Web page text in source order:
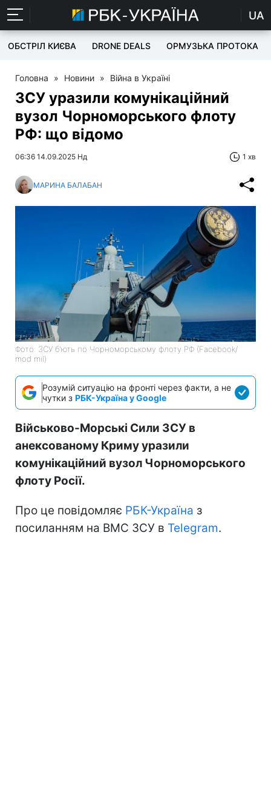
UA
ОБСТРІЛ КИЄВА DRONE DEALS ОРМУЗЬКА ПРОТОКА
Головна » Новини » Війна в Україні
ЗСУ уразили комунікаційний
вузол Чорноморського флоту
РФ: що відомо
06:36 14.09.2025 Нд 1 хв
МАРИНА БАЛАБАН
Фото: ЗСУ б'ють по Чорноморському флоту РФ (Facebook/
mod mil)
Розумій ситуацію на фронті через факти, а не
чутки з РБК-Україна у Google
Військово-Морські Сили ЗСУ в
анексованому Криму уразили
комунікаційний вузол Чорноморського
флоту Росії.
Про це повідомляє РБК-Україна з
посиланням на ВМС ЗСУ в Telegram.